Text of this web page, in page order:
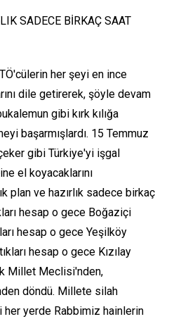
SADECE BİRKAÇ SAAT
her şeyi en ince
dile getirerek, şöyle devam
gibi kırk kılığa
başarmışlardı. 15 Temmuz
gibi Türkiye'yi işgal
el koyacaklarını
plan ve hazırlık sadece birkaç
hesap o gece Boğaziçi
hesap o gece Yeşilköy
hesap o gece Kızılay
Millet Meclisi'nden,
döndü. Millete silah
her yerde Rabbimiz hainlerin